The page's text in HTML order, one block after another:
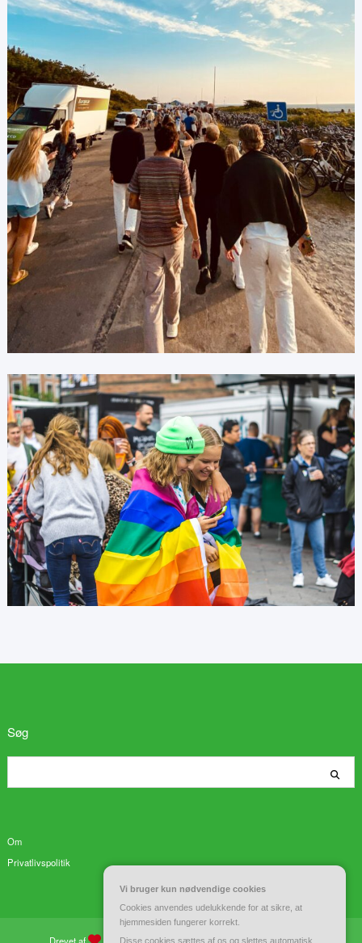
Søg
Om
Privatlivspolitik
Vi bruger kun nødvendige cookies
Cookies anvendes udelukkende for at sikre, at
hjemmesiden fungerer korrekt.
Disse cookies sættes af os og slettes automatisk,